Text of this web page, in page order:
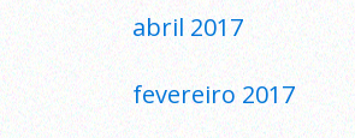
abril 2017
fevereiro 2017